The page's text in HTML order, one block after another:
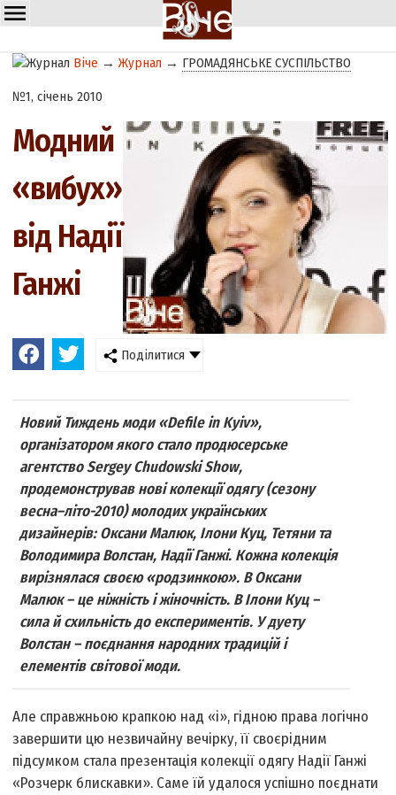
Віче →Журнал → ГРОМАДЯНСЬКЕ СУСПІЛЬСТВО
№1, січень 2010
Модний
«вибух»
від Надії
Ганжі
Поділитися
Новий Тиждень моди «Defile in Kyiv»,
організатором якого стало продюсерське
агентство Sergey Chudowski Show,
продемонстрував нові колекції одягу (сезону
весна–літо-2010) молодих українських
дизайнерів: Оксани Малюк, Ілони Куц, Тетяни та
Володимира Волстан, Надії Ганжі. Кожна колекція
вирізнялася своєю «родзинкою». В Оксани
Малюк – це ніжність і жіночність. В Ілони Куц –
сила й схильність до експериментів. У дуету
Волстан – поєднання народних традицій і
елементів світової моди.
Але справжньою крапкою над «і», гідною права логічно
завершити цю незвичайну вечірку, її своєрідним
підсумком стала презентація колекції одягу Надії Ганжі
«Розчерк блискавки». Саме їй удалося успішно поєднати